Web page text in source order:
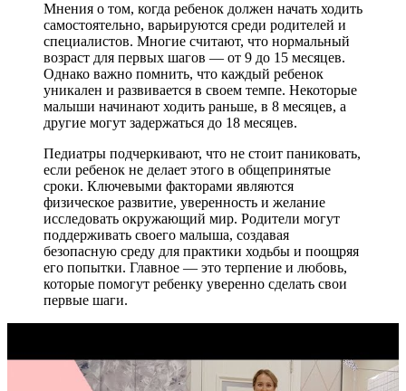
Мнения о том, когда ребенок должен начать ходить
самостоятельно, варьируются среди родителей и
специалистов. Многие считают, что нормальный
возраст для первых шагов — от 9 до 15 месяцев.
Однако важно помнить, что каждый ребенок
уникален и развивается в своем темпе. Некоторые
малыши начинают ходить раньше, в 8 месяцев, а
другие могут задержаться до 18 месяцев.
Педиатры подчеркивают, что не стоит паниковать,
если ребенок не делает этого в общепринятые
сроки. Ключевыми факторами являются
физическое развитие, уверенность и желание
исследовать окружающий мир. Родители могут
поддерживать своего малыша, создавая
безопасную среду для практики ходьбы и поощряя
его попытки. Главное — это терпение и любовь,
которые помогут ребенку уверенно сделать свои
первые шаги.